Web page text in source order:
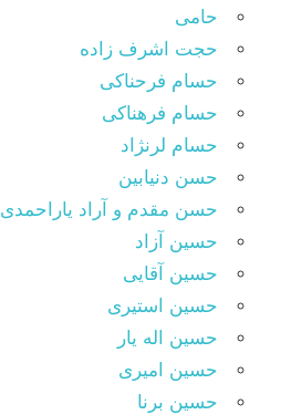
حامی
حجت اشرف زاده
حسام فرحناکی
حسام فرهناکی
حسام لرنژاد
حسن دنیابین
حسن مقدم و آراد یاراحمدی
حسین آزاد
حسین آقایی
حسین استیری
حسین اله یار
حسین امیری
حسین برنا